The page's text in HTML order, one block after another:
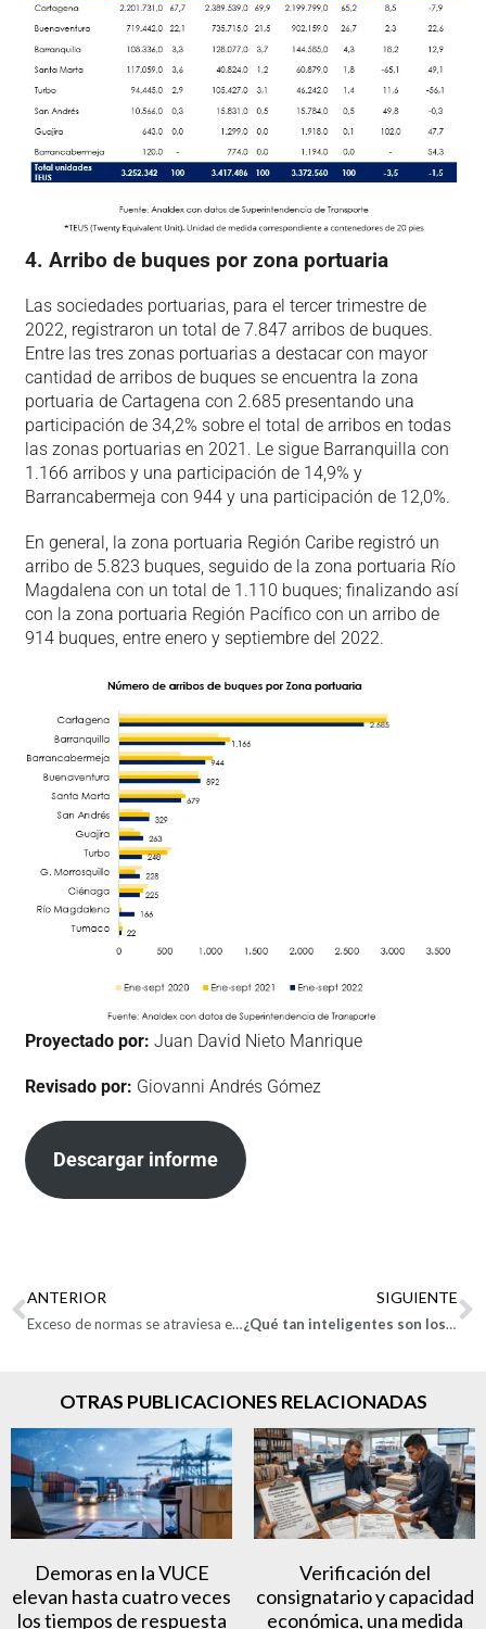
4. Arribo de buques por zona portuaria
Las sociedades portuarias, para el tercer trimestre de
2022, registraron un total de 7.847 arribos de buques.
Entre las tres zonas portuarias a destacar con mayor
cantidad de arribos de buques se encuentra la zona
portuaria de Cartagena con 2.685 presentando una
participación de 34,2% sobre el total de arribos en todas
las zonas portuarias en 2021. Le sigue Barranquilla con
1.166 arribos y una participación de 14,9% y
Barrancabermeja con 944 y una participación de 12,0%.
En general, la zona portuaria Región Caribe registró un
arribo de 5.823 buques, seguido de la zona portuaria Río
Magdalena con un total de 1.110 buques; finalizando así
con la zona portuaria Región Pacífico con un arribo de
914 buques, entre enero y septiembre del 2022.
Proyectado por: Juan David Nieto Manrique
Revisado por: Giovanni Andrés Gómez
Descargar informe
ANTERIOR
Exceso de normas se atraviesa en el avance del ‘nearshoring’
SIGUIENTE
¿Qué tan inteligentes son los aranceles planteados en el PND?
OTRAS PUBLICACIONES RELACIONADAS
Demoras en la VUCE
elevan hasta cuatro veces
los tiempos de respuesta
Verificación del
consignatario y capacidad
económica, una medida